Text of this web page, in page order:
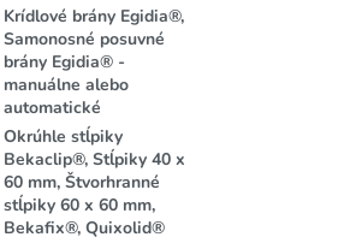
Krídlové brány Egidia®,
Samonosné posuvné
brány Egidia® -
manuálne alebo
automatické
Okrúhle stĺpiky
Bekaclip®, Stĺpiky 40 x
60 mm, Štvorhranné
stĺpiky 60 x 60 mm,
Bekafix®, Quixolid®